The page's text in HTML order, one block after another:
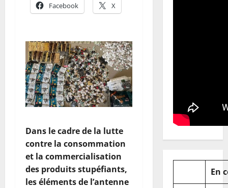
Facebook X
Dans le cadre de la lutte
contre la consommation
et la commercialisation
des produits stupéfiants,
les éléments de l’antenne
En